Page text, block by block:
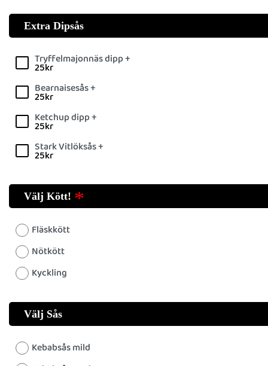
Extra Dipsås
Tryffelmajonnäs dipp +
25kr
Bearnaisesås +
25kr
Ketchup dipp +
25kr
Stark Vitlöksås +
25kr
Välj Kött!
Fläskkött
Nötkött
Kyckling
Välj Sås
Kebabsås mild